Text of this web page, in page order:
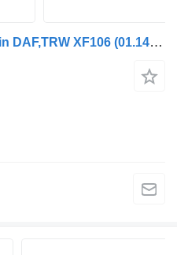
DAF XF106 (2014-) çekici için DAF,TRW XF106 (01.14-) 49002679 hidrolik amplifikatör